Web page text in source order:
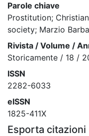
Parole chiave
Prostitution;
society; Marzio
Rivista / Volume /
Storicamente / 18 /
ISSN
2282-6033
eISSN
1825-411X
Esporta citazioni